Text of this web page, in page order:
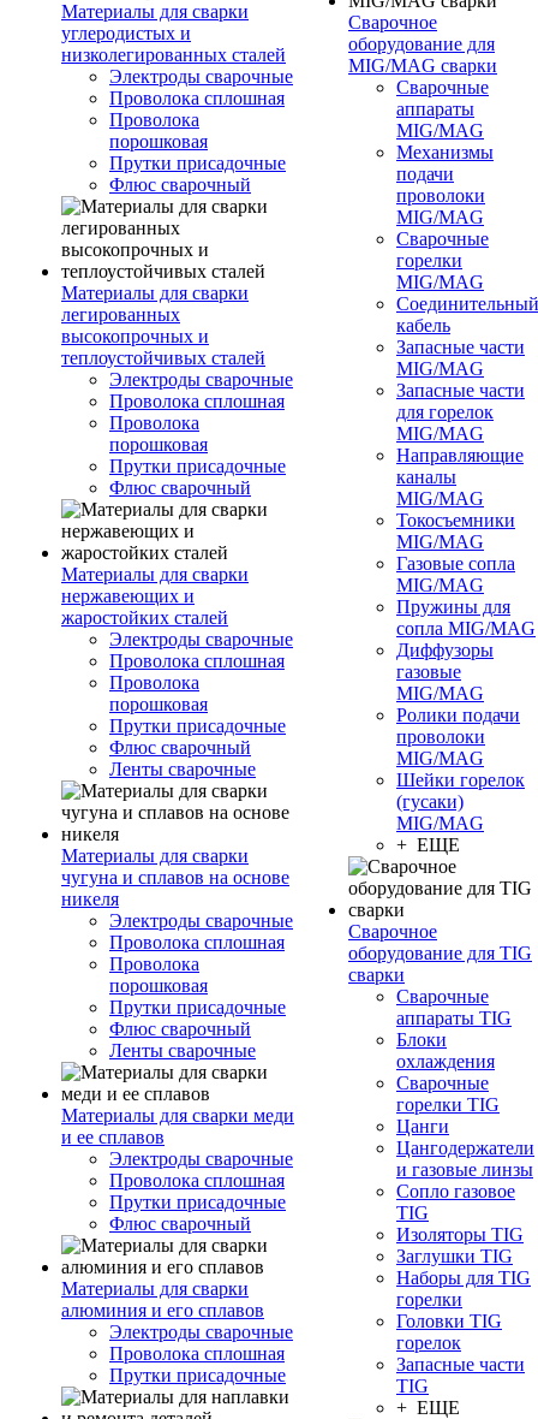
Материалы для сварки
углеродистых и
низколегированных сталей
Электроды сварочные
Проволока сплошная
Проволока
порошковая
Прутки присадочные
Флюс сварочный
Материалы для сварки
легированных
высокопрочных и
теплоустойчивых сталей
Электроды сварочные
Проволока сплошная
Проволока
порошковая
Прутки присадочные
Флюс сварочный
Материалы для сварки
нержавеющих и
жаростойких сталей
Электроды сварочные
Проволока сплошная
Проволока
порошковая
Прутки присадочные
Флюс сварочный
Ленты сварочные
Материалы для сварки
чугуна и сплавов на основе
никеля
Электроды сварочные
Проволока сплошная
Проволока
порошковая
Прутки присадочные
Флюс сварочный
Ленты сварочные
Материалы для сварки меди
и ее сплавов
Электроды сварочные
Проволока сплошная
Прутки присадочные
Флюс сварочный
Материалы для сварки
алюминия и его сплавов
Электроды сварочные
Проволока сплошная
Прутки присадочные
Сварочное
оборудование для
MIG/MAG сварки
Сварочные
аппараты
MIG/MAG
Механизмы
подачи
проволоки
MIG/MAG
Сварочные
горелки
MIG/MAG
Соединительный
кабель
Запасные части
MIG/MAG
Запасные части
для горелок
MIG/MAG
Направляющие
каналы
MIG/MAG
Токосъемники
MIG/MAG
Газовые сопла
MIG/MAG
Пружины для
сопла MIG/MAG
Диффузоры
газовые
MIG/MAG
Ролики подачи
проволоки
MIG/MAG
Шейки горелок
(гусаки)
MIG/MAG
+ ЕЩЕ
Сварочное
оборудование для TIG
сварки
Сварочные
аппараты TIG
Блоки
охлаждения
Сварочные
горелки TIG
Цанги
Цангодержатели
и газовые линзы
Сопло газовое
TIG
Изоляторы TIG
Заглушки TIG
Наборы для TIG
горелки
Головки TIG
горелок
Запасные части
TIG
+ ЕЩЕ